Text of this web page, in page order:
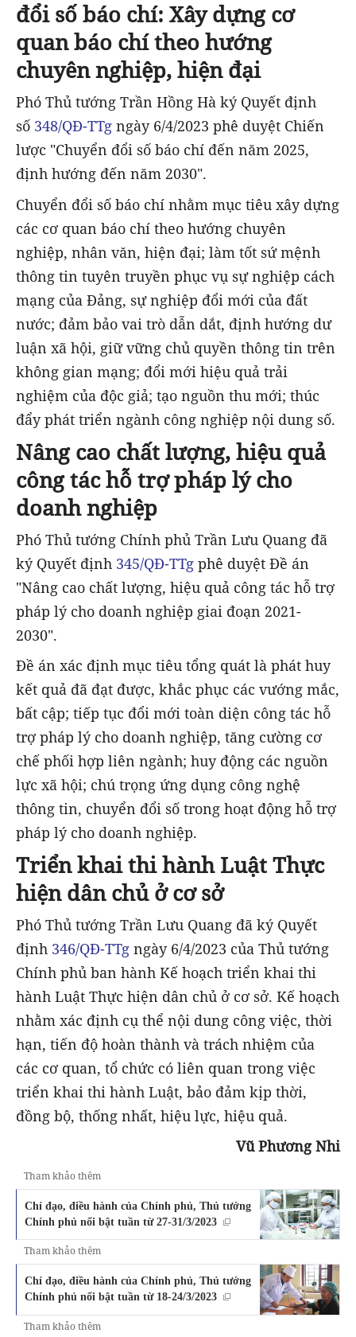
đổi số báo chí: Xây dựng cơ
quan báo chí theo hướng
chuyên nghiệp, hiện đại
Phó Thủ tướng Trần Hồng Hà ký Quyết định
số 348/QĐ-TTg ngày 6/4/2023 phê duyệt Chiến
lược "Chuyển đổi số báo chí đến năm 2025,
định hướng đến năm 2030".
Chuyển đổi số báo chí nhằm mục tiêu xây dựng
các cơ quan báo chí theo hướng chuyên
nghiệp, nhân văn, hiện đại; làm tốt sứ mệnh
thông tin tuyên truyền phục vụ sự nghiệp cách
mạng của Đảng, sự nghiệp đổi mới của đất
nước; đảm bảo vai trò dẫn dắt, định hướng dư
luận xã hội, giữ vững chủ quyền thông tin trên
không gian mạng; đổi mới hiệu quả trải
nghiệm của độc giả; tạo nguồn thu mới; thúc
đẩy phát triển ngành công nghiệp nội dung số.
Nâng cao chất lượng, hiệu quả
công tác hỗ trợ pháp lý cho
doanh nghiệp
Phó Thủ tướng Chính phủ Trần Lưu Quang đã
ký Quyết định 345/QĐ-TTg phê duyệt Đề án
"Nâng cao chất lượng, hiệu quả công tác hỗ trợ
pháp lý cho doanh nghiệp giai đoạn 2021-
2030".
Đề án xác định mục tiêu tổng quát là phát huy
kết quả đã đạt được, khắc phục các vướng mắc,
bất cập; tiếp tục đổi mới toàn diện công tác hỗ
trợ pháp lý cho doanh nghiệp, tăng cường cơ
chế phối hợp liên ngành; huy động các nguồn
lực xã hội; chú trọng ứng dụng công nghệ
thông tin, chuyển đổi số trong hoạt động hỗ trợ
pháp lý cho doanh nghiệp.
Triển khai thi hành Luật Thực
hiện dân chủ ở cơ sở
Phó Thủ tướng Trần Lưu Quang đã ký Quyết
định 346/QĐ-TTg ngày 6/4/2023 của Thủ tướng
Chính phủ ban hành Kế hoạch triển khai thi
hành Luật Thực hiện dân chủ ở cơ sở. Kế hoạch
nhằm xác định cụ thể nội dung công việc, thời
hạn, tiến độ hoàn thành và trách nhiệm của
các cơ quan, tổ chức có liên quan trong việc
triển khai thi hành Luật, bảo đảm kịp thời,
đồng bộ, thống nhất, hiệu lực, hiệu quả.
Vũ Phương Nhi
Tham khảo thêm
Chỉ đạo, điều hành của Chính phủ, Thủ tướng
Chính phủ nổi bật tuần từ 27-31/3/2023
Tham khảo thêm
Chỉ đạo, điều hành của Chính phủ, Thủ tướng
Chính phủ nổi bật tuần từ 18-24/3/2023
Tham khảo thêm